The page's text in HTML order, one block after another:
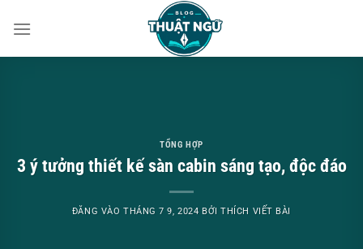
qua
TỔNG HỢP
3 ý tưởng thiết kế sàn cabin sáng tạo, độc đáo
ĐĂNG VÀO THÁNG 7 9, 2024 BỞITHÍCH VIẾT BÀI